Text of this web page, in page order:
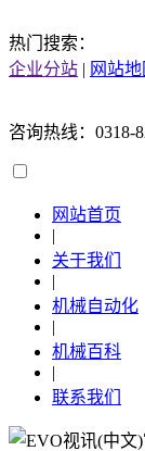
热门搜索：
企业分站 | 网站地
咨询热线：0318-
网站首页
|
关于我们
|
机械自动化
|
机械百科
|
联系我们